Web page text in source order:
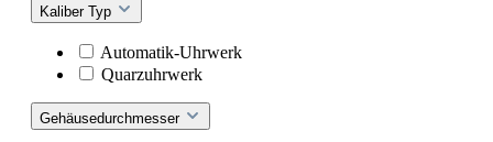
Kaliber Typ
Automatik-Uhrwerk
Quarzuhrwerk
Gehäusedurchmesser